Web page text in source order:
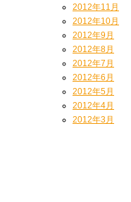
2012年11月
2012年10月
2012年9月
2012年8月
2012年7月
2012年6月
2012年5月
2012年4月
2012年3月